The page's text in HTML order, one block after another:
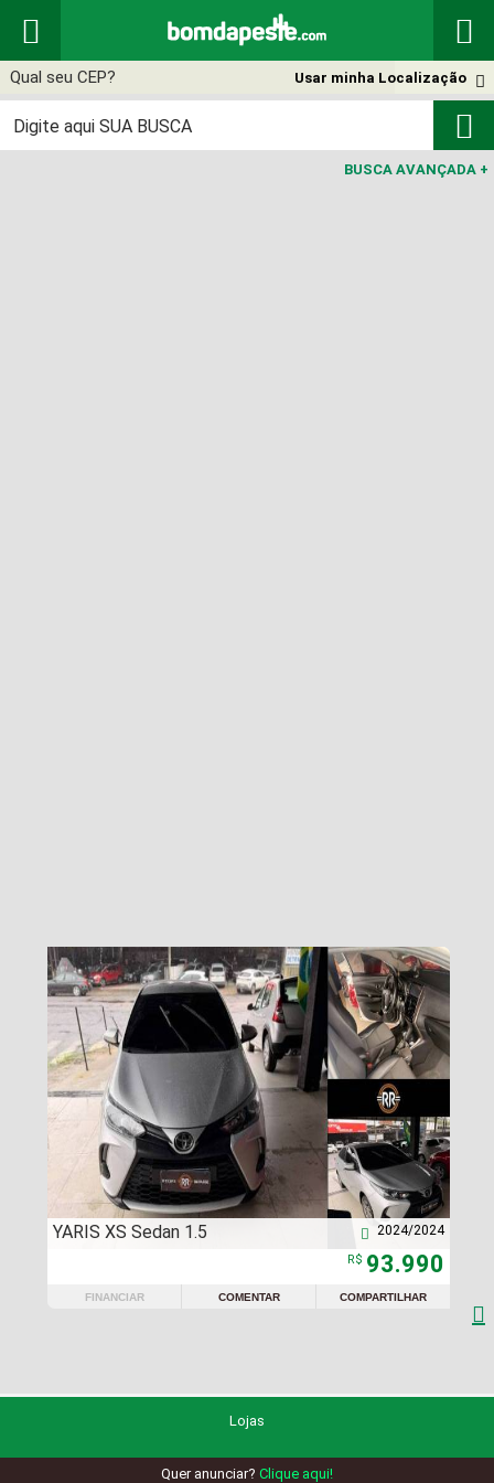
 

Usar minha Localização

BUSCA AVANÇADA +
YARIS XS Sedan 1.5 2024/2024

R$ 93.990
FINANCIAR COMENTAR COMPARTILHAR

Lojas
Quer anunciar? Clique aqui!